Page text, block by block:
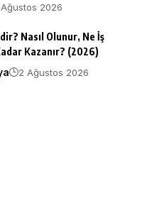
2026
Nasıl Olunur, Ne İş
Kazanır? (2026)
2 Ağustos 2026